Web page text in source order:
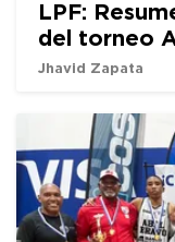
LPF:
del torneo
Jhavid Zapata